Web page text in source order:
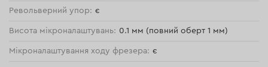
Револьверний упор: є
Висота мікроналаштувань: 0.1 мм (повний оберт 1 мм)
Мікроналаштування ходу фрезера: є